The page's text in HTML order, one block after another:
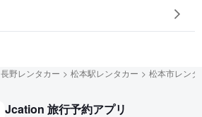
長野レンタカー 松本駅レンタカー 松本市レンタ
Jcation 旅行予約アプリ